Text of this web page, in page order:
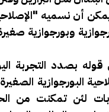
أن نسميه
وبورجوازية
بصدد التجربة
البورجوازية
لئن تمكنت من